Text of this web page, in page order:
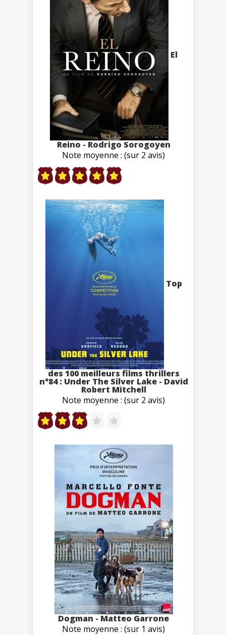
El
Reino - Rodrigo Sorogoyen
Note moyenne : (sur 2 avis)
Top
des 100 meilleurs films thrillers
n°84 : Under The Silver Lake - David
Robert Mitchell
Note moyenne : (sur 2 avis)
Dogman - Matteo Garrone
Note moyenne : (sur 1 avis)